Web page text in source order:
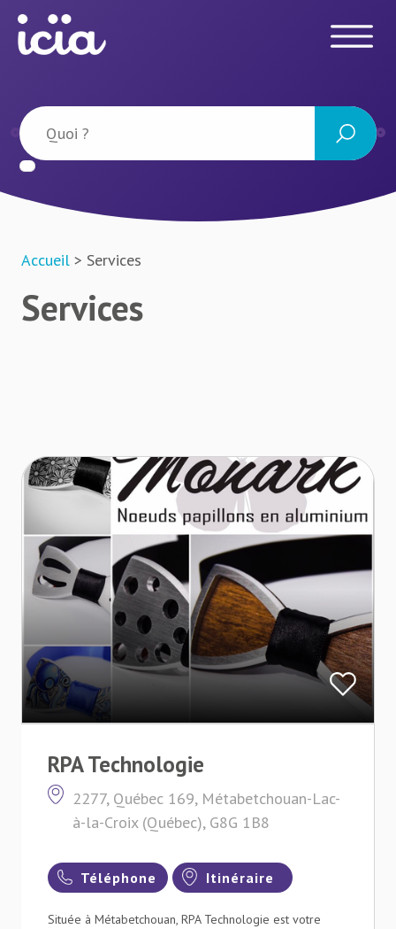
Accueil > Services
Services
RPA Technologie
2277, Québec 169, Métabetchouan-Lac-
à-la-Croix (Québec), G8G 1B8
Téléphone Itinéraire
Située à Métabetchouan, RPA Technologie est votre